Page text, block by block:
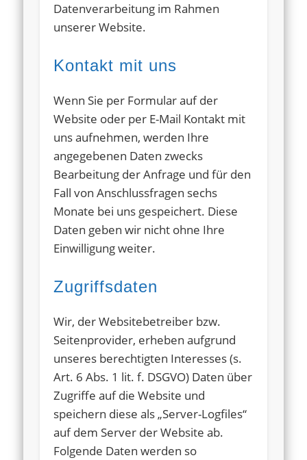
Datenverarbeitung im Rahmen
unserer Website.
Kontakt mit uns
Wenn Sie per Formular auf der
Website oder per E-Mail Kontakt mit
uns aufnehmen, werden Ihre
angegebenen Daten zwecks
Bearbeitung der Anfrage und für den
Fall von Anschlussfragen sechs
Monate bei uns gespeichert. Diese
Daten geben wir nicht ohne Ihre
Einwilligung weiter.
Zugriffsdaten
Wir, der Websitebetreiber bzw.
Seitenprovider, erheben aufgrund
unseres berechtigten Interesses (s.
Art. 6 Abs. 1 lit. f. DSGVO) Daten über
Zugriffe auf die Website und
speichern diese als „Server-Logfiles“
auf dem Server der Website ab.
Folgende Daten werden so